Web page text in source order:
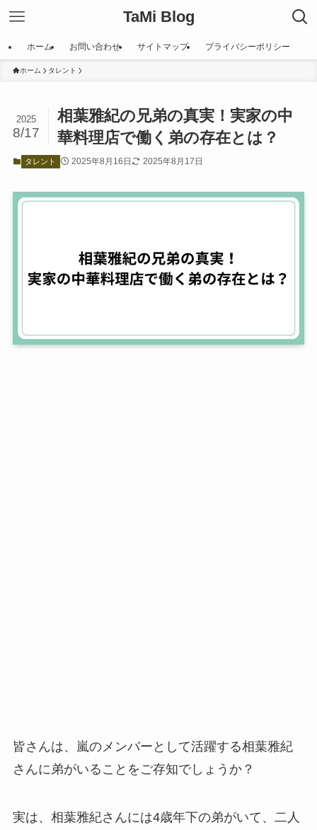
TaMi Blog
ホーム お問い合わせ サイトマップ プライバシーポリシー
ホーム タレント
相葉雅紀の兄弟の真実！実家の中
華料理店で働く弟の存在とは？
2025
8/17
タレント 2025年8月16日 2025年8月17日
皆さんは、嵐のメンバーとして活躍する相葉雅紀
さんに弟がいることをご存知でしょうか？
実は、相葉雅紀さんには4歳年下の弟がいて、二人